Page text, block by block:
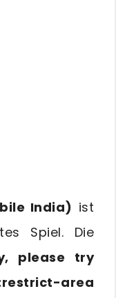
India) ist
Spiel. Die
please try
area